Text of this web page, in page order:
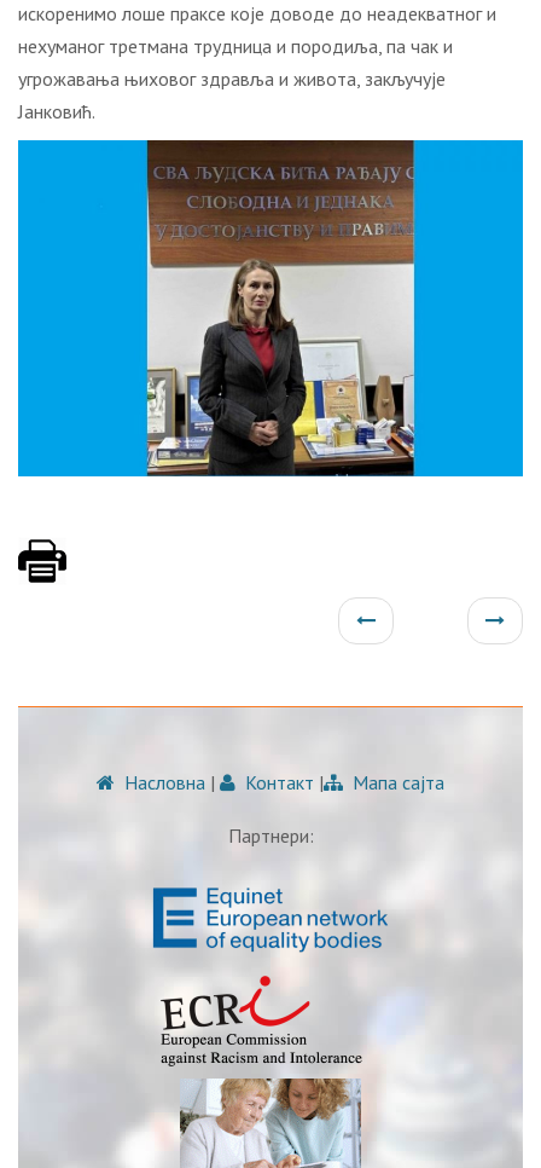
искоренимо лоше праксе које доводе до неадекватног и
нехуманог третмана трудница и породиља, па чак и
угрожавања њиховог здравља и живота, закључује
Јанковић.
Насловна | Контакт | Мапа сајта
Партнери: